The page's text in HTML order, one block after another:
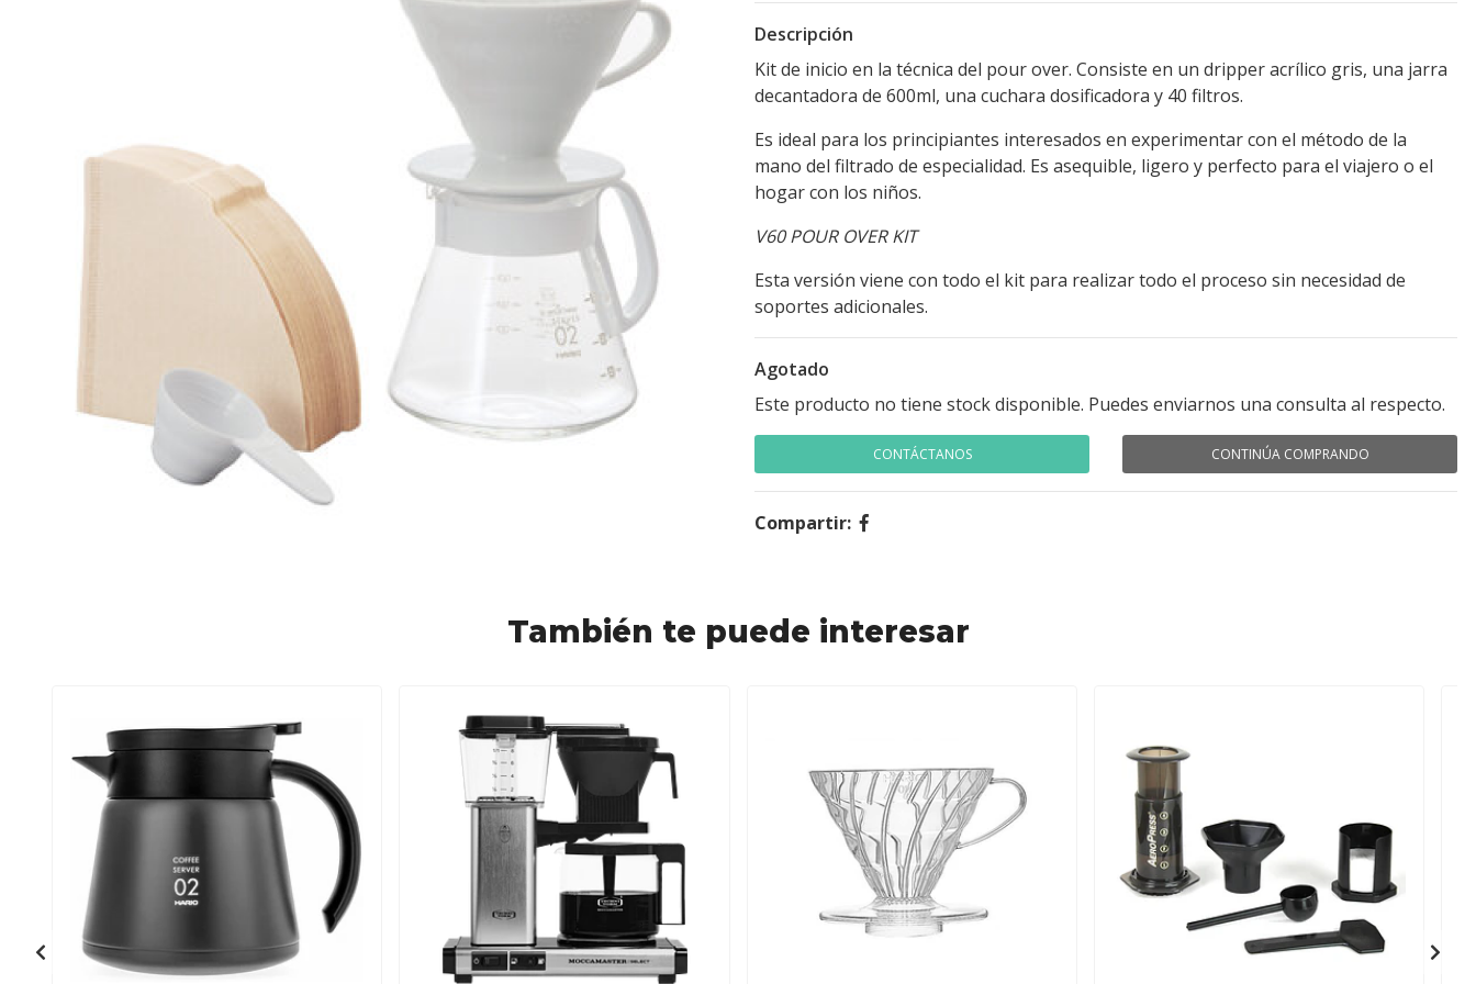
Descripción
Kit de inicio en la técnica del pour over. Consiste en un dripper acrílico gris, una jarra
decantadora de 600ml, una cuchara dosificadora y 40 filtros.
Es ideal para los principiantes interesados en experimentar con el método de la
mano del filtrado de especialidad. Es asequible, ligero y perfecto para el viajero o el
hogar con los niños.
V60 POUR OVER KIT
Esta versión viene con todo el kit para realizar todo el proceso sin necesidad de
soportes adicionales.
Agotado
Este producto no tiene stock disponible. Puedes enviarnos una consulta al respecto.
CONTÁCTANOS CONTINÚA COMPRANDO
Compartir:
También te puede interesar